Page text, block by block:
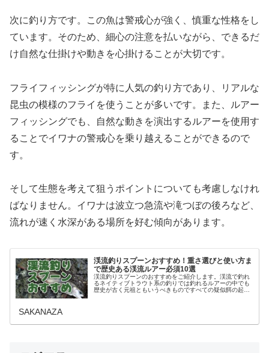
次に釣り方です。この魚は警戒心が強く、慎重な性格をし
ています。そのため、細心の注意を払いながら、できるだ
け自然な仕掛けや動きを心掛けることが大切です。
フライフィッシングが特に人気の釣り方であり、リアルな
昆虫の模様のフライを使うことが多いです。また、ルアー
フィッシングでも、自然な動きを演出するルアーを使用す
ることでイワナの警戒心を乗り越えることができるので
す。
そして生態を考えて狙うポイントについても考慮しなけれ
ばなりません。イワナは波立つ急流や滝つぼの後ろなど、
流れが速く水深がある場所を好む傾向があります。
渓流釣りスプーンおすすめ！重さ選びと使い方ま
で歴史ある渓流ルアー必須10選
渓流釣りスプーンのおすすめをご紹介します。渓流で釣れ
るネイティブトラウト系の釣りでは釣れるルアーの中でも
歴史が古く元祖ともいうべきものですべての疑似餌の起源
SAKANAZA